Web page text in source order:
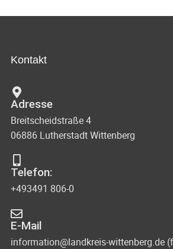
Kontakt
Adresse
Breitscheidstraße 4
06886 Lutherstadt Wittenberg
Telefon:
+493491 806-0
E-Mail
information@landkreis-wittenberg.de